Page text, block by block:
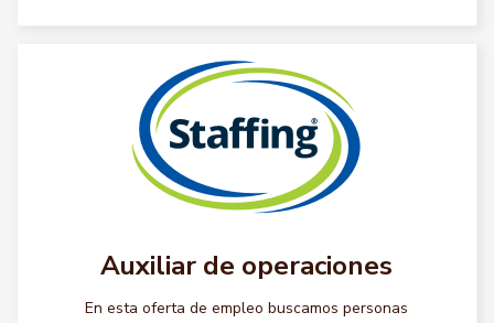
Auxiliar de operaciones
En esta oferta de empleo buscamos personas